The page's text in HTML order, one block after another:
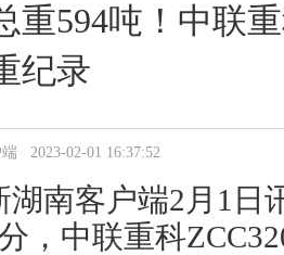
重594吨！中联
纪录
2023-02-01 16:37:52
客户端2月1日
，中联重科